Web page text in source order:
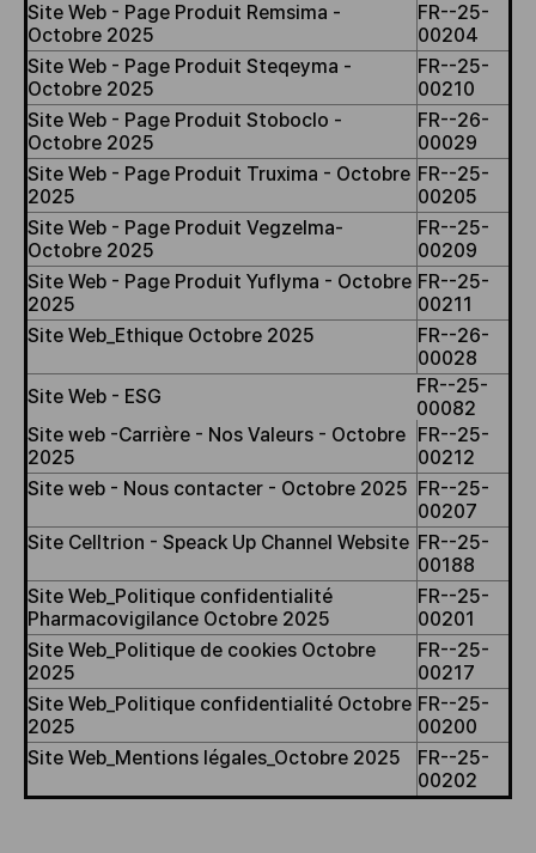
Site Web - Page Produit Remsima -
Octobre 2025
FR--25-
00204
Site Web - Page Produit Steqeyma -
Octobre 2025
FR--25-
00210
Site Web - Page Produit Stoboclo -
Octobre 2025
FR--26-
00029
Site Web - Page Produit Truxima - Octobre
2025
FR--25-
00205
Site Web - Page Produit Vegzelma-
Octobre 2025
FR--25-
00209
Site Web - Page Produit Yuflyma - Octobre
2025
FR--25-
00211
Site Web_Ethique Octobre 2025
FR--26-
00028
Site Web - ESG
FR--25-
00082
Site web -Carrière - Nos Valeurs - Octobre
2025
FR--25-
00212
Site web - Nous contacter - Octobre 2025 FR--25-
00207
Site Celltrion - Speack Up Channel Website FR--25-
00188
Site Web_Politique confidentialité
Pharmacovigilance Octobre 2025
FR--25-
00201
Site Web_Politique de cookies Octobre
2025
FR--25-
00217
Site Web_Politique confidentialité Octobre
2025
FR--25-
00200
Site Web_Mentions légales_Octobre 2025
FR--25-
00202